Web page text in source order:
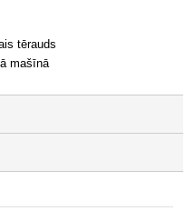
tērauds
mašīnā